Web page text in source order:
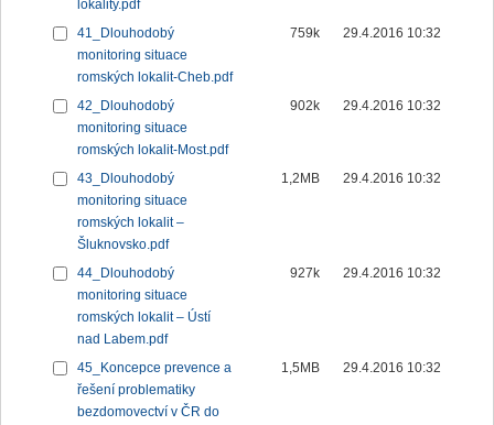
lokality.pdf
41_Dlouhodobý
monitoring situace
romských lokalit-Cheb.pdf
759k 29.4.2016 10:32
42_Dlouhodobý
monitoring situace
romských lokalit-Most.pdf
902k 29.4.2016 10:32
43_Dlouhodobý
monitoring situace
romských lokalit –
Šluknovsko.pdf
1,2MB 29.4.2016 10:32
44_Dlouhodobý
monitoring situace
romských lokalit – Ústí
nad Labem.pdf
927k 29.4.2016 10:32
45_Koncepce prevence a
řešení problematiky
bezdomovectví v ČR do
1,5MB 29.4.2016 10:32